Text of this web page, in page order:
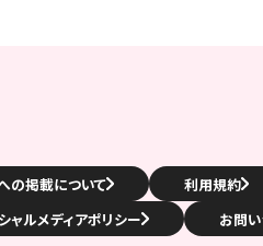
の掲載について 利用規約
ャルメディアポリシー お問